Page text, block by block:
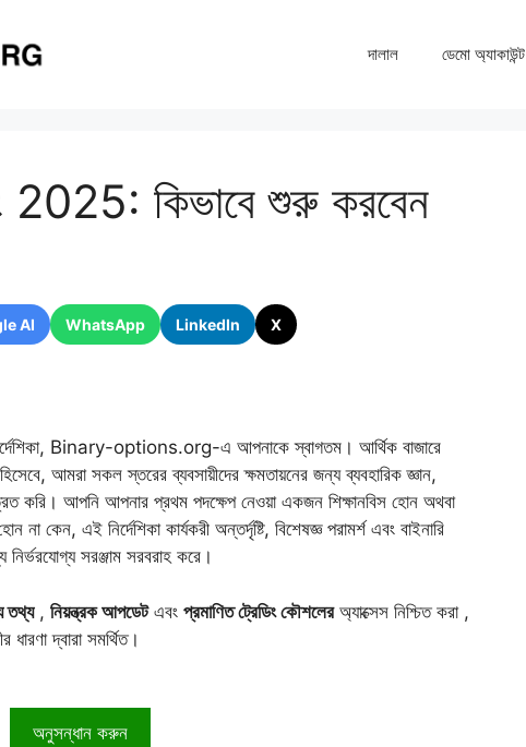
দালাল ডেমো অ্যাকাউন্ট
2025: কিভাবে শুরু করবেন
AI WhatsApp LinkedIn X
Binary-options.org-এ আপনাকে স্বাগতম। আর্থিক বাজারে
আমরা সকল স্তরের ব্যবসায়ীদের ক্ষমতায়নের জন্য ব্যবহারিক জ্ঞান,
করি। আপনি আপনার প্রথম পদক্ষেপ নেওয়া একজন শিক্ষানবিস হোন অথবা
কেন, এই নির্দেশিকা কার্যকরী অন্তর্দৃষ্টি, বিশেষজ্ঞ পরামর্শ এবং বাইনারি
নির্ভরযোগ্য সরঞ্জাম সরবরাহ করে।
তথ্য, নিয়ন্ত্রক আপডেটএবং প্রমাণিত ট্রেডিং কৌশলেরঅ্যাক্সেস নিশ্চিত করা ,
দ্বারা সমর্থিত।
অনুসন্ধান করুন